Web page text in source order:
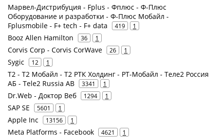
Марвел-Дистрибуция - Fplus - Фплюс - Ф-Плюс
Оборудование и разработки - Ф-Плюс Мобайл -
Fplusmobile - F+ tech - F+ data
419 1
Booz Allen Hamilton 36 1
Corvis Corp - Corvis CorWave 26 1
Sygic 12 1
Т2 - Т2 Мобайл - Т2 РТК Холдинг - РТ-Мобайл - Теле2 Россия
АБ - Tele2 Russia AB
3341 1
Dr.Web - Доктор Веб 1294 1
SAP SE 5601 1
Apple Inc 13156 1
Meta Platforms - Facebook 4621 1